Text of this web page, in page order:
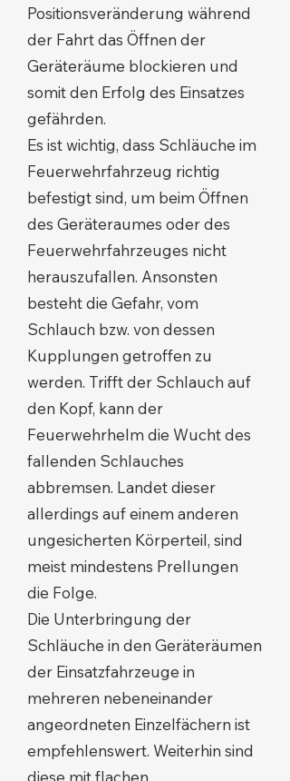
Positionsveränderung während
der Fahrt das Öffnen der
Geräteräume blockieren und
somit den Erfolg des Einsatzes
gefährden.
Es ist wichtig, dass Schläuche im
Feuerwehrfahrzeug richtig
befestigt sind, um beim Öffnen
des Geräteraumes oder des
Feuerwehrfahrzeuges nicht
herauszufallen. Ansonsten
besteht die Gefahr, vom
Schlauch bzw. von dessen
Kupplungen getroffen zu
werden. Trifft der Schlauch auf
den Kopf, kann der
Feuerwehrhelm die Wucht des
fallenden Schlauches
abbremsen. Landet dieser
allerdings auf einem anderen
ungesicherten Körperteil, sind
meist mindestens Prellungen
die Folge.
Die Unterbringung der
Schläuche in den Geräteräumen
der Einsatzfahrzeuge in
mehreren nebeneinander
angeordneten Einzelfächern ist
empfehlenswert. Weiterhin sind
diese mit flachen